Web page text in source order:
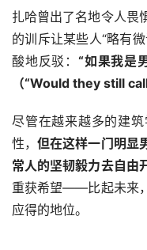
扎哈曾出了名地令人畏
的训斥让某些人“略有
酸地反驳： “如果我是
（“Would they still
尽管在越来越多的建
性，但在这样一门明显
常人的坚韧毅力去自由
重获希望——比起未来
应得的地位。